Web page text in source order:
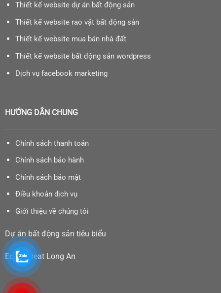
Thiết kế website dự án bất động sản
Thiết kế website rao vặt bất động sản
Thiết kế website mua bán nhà đất
Thiết kế website bất động sản wordpress
Dịch vụ facebook marketing
HƯỚNG DẪN CHUNG
Chính sách thanh toán
Chính sách bảo hành
Chính sách bảo mật
Điều khoản dịch vụ
Giới thiệu về chúng tôi
Dự án bất động sản tiêu biểu
Eco Retreat Long An